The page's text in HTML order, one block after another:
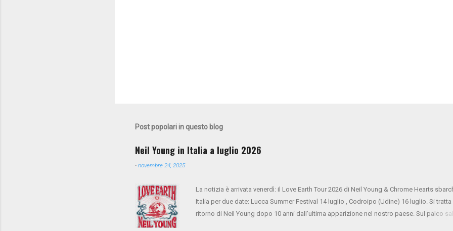
Post popolari in questo blog
Neil Young in Italia a luglio 2026
- novembre 24, 2025
La notizia è arrivata venerdì: il Love Earth Tour 2026 di Neil Young & Chrome Hearts
Italia per due date: Lucca Summer Festival 14 luglio , Codroipo (Udine) 16 luglio. Si tratta
ritorno di Neil Young dopo 10 anni dall'ultima apparizione nel nostro paese. Sul palco